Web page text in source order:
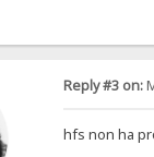
Reply #3 on:
hfs non ha